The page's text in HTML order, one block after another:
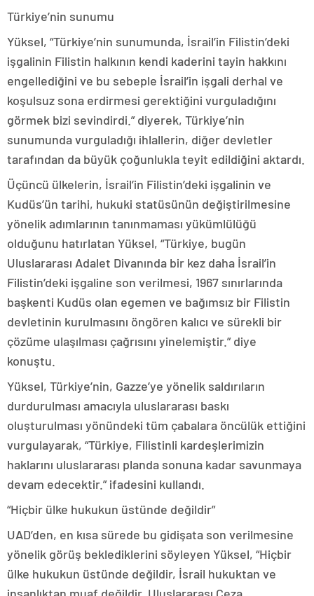
Türkiye’nin sunumu
Yüksel, “Türkiye’nin sunumunda, İsrail’in Filistin’deki
işgalinin Filistin halkının kendi kaderini tayin hakkını
engellediğini ve bu sebeple İsrail’in işgali derhal ve
koşulsuz sona erdirmesi gerektiğini vurguladığını
görmek bizi sevindirdi.” diyerek, Türkiye’nin
sunumunda vurguladığı ihlallerin, diğer devletler
tarafından da büyük çoğunlukla teyit edildiğini aktardı.
Üçüncü ülkelerin, İsrail’in Filistin’deki işgalinin ve
Kudüs’ün tarihi, hukuki statüsünün değiştirilmesine
yönelik adımlarının tanınmaması yükümlülüğü
olduğunu hatırlatan Yüksel, “Türkiye, bugün
Uluslararası Adalet Divanında bir kez daha İsrail’in
Filistin’deki işgaline son verilmesi, 1967 sınırlarında
başkenti Kudüs olan egemen ve bağımsız bir Filistin
devletinin kurulmasını öngören kalıcı ve sürekli bir
çözüme ulaşılması çağrısını yinelemiştir.” diye
konuştu.
Yüksel, Türkiye’nin, Gazze’ye yönelik saldırıların
durdurulması amacıyla uluslararası baskı
oluşturulması yönündeki tüm çabalara öncülük ettiğini
vurgulayarak, “Türkiye, Filistinli kardeşlerimizin
haklarını uluslararası planda sonuna kadar savunmaya
devam edecektir.” ifadesini kullandı.
“Hiçbir ülke hukukun üstünde değildir”
UAD’den, en kısa sürede bu gidişata son verilmesine
yönelik görüş beklediklerini söyleyen Yüksel, “Hiçbir
ülke hukukun üstünde değildir, İsrail hukuktan ve